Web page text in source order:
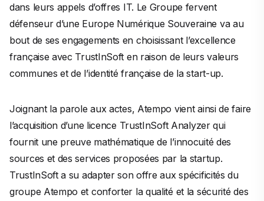
dans leurs appels d’offres IT. Le Groupe fervent
défenseur d’une Europe Numérique Souveraine va au
bout de ses engagements en choisissant l’excellence
française avec TrustInSoft en raison de leurs valeurs
communes et de l’identité française de la start-up.
Joignant la parole aux actes, Atempo vient ainsi de faire
l’acquisition d’une licence TrustInSoft Analyzer qui
fournit une preuve mathématique de l’innocuité des
sources et des services proposées par la startup.
TrustInSoft a su adapter son offre aux spécificités du
groupe Atempo et conforter la qualité et la sécurité des